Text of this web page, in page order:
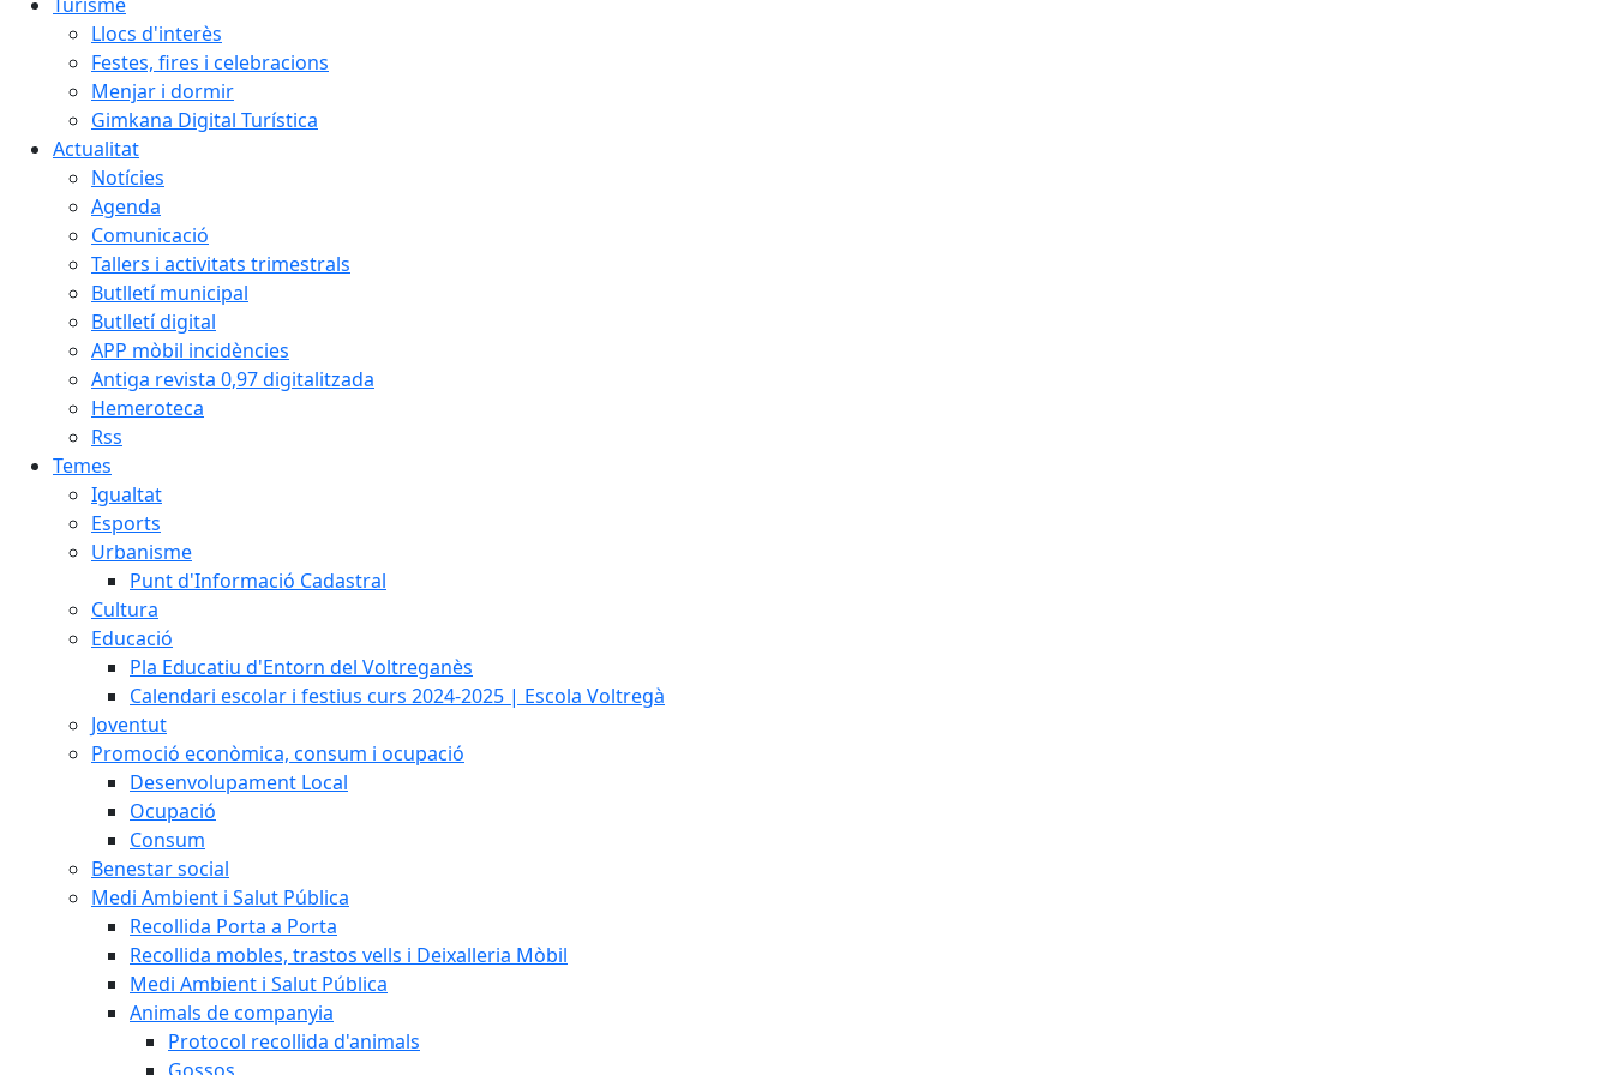
Llocs d'interès
Festes, fires i celebracions
Menjar i dormir
Gimkana Digital Turística
Actualitat
Notícies
Agenda
Comunicació
Tallers i activitats trimestrals
Butlletí municipal
Butlletí digital
APP mòbil incidències
Antiga revista 0,97 digitalitzada
Hemeroteca
Rss
Temes
Igualtat
Esports
Urbanisme
Punt d'Informació Cadastral
Cultura
Educació
Pla Educatiu d'Entorn del Voltreganès
Calendari escolar i festius curs 2024-2025 | Escola Voltregà
Joventut
Promoció econòmica, consum i ocupació
Desenvolupament Local
Ocupació
Consum
Benestar social
Medi Ambient i Salut Pública
Recollida Porta a Porta
Recollida mobles, trastos vells i Deixalleria Mòbil
Medi Ambient i Salut Pública
Animals de companyia
Protocol recollida d'animals